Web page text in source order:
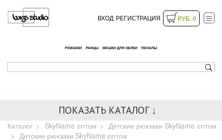
ВХОД РЕГИСТРАЦИЯ РУБ. 0
РЮКЗАКИ РАНЦЫ МЕШКИ ДЛЯ ОБУВИ ПЕНАЛЫ
ПОКАЗАТЬ КАТАЛОГ ↓
Каталог SkyName оптом
Детские рюкзаки SkyName оптом
Детские рюкзаки SkyName оптом